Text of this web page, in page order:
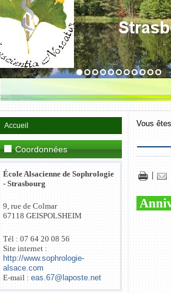
Accueil
Coordonnées
École Alsacienne de Sophrologie
- Strasbourg
9, rue de Colmar
67118 GEISPOLSHEIM
Tél : 07 64 20 08 56
Site internet :
http://www.sophrologie-
alsace.com
E-mail : eas.67@laposte.net
Vous